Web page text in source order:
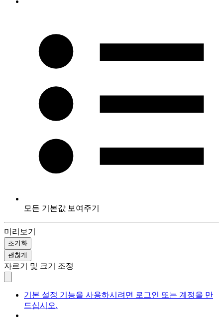
모든 기본값 보여주기
미리보기
초기화
괜찮게
자르기 및 크기 조정
기본 설정 기능을 사용하시려면 로그인 또는 계정을 만
드십시오.